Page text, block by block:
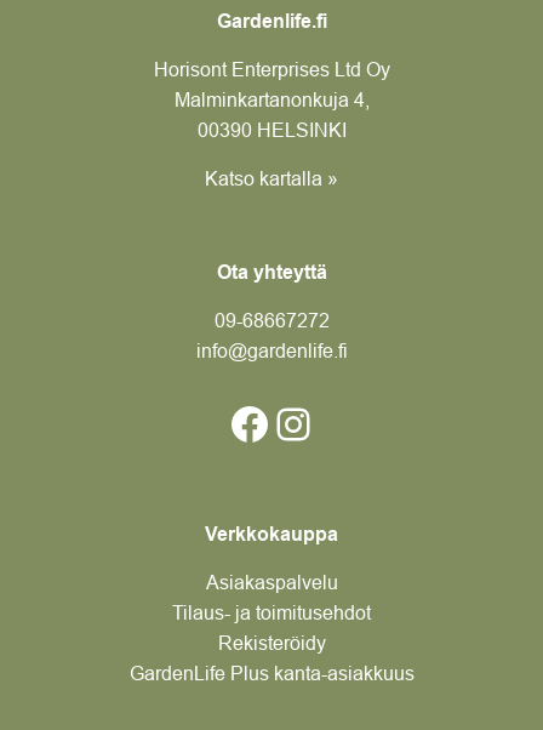
Gardenlife.fi
Horisont Enterprises Ltd Oy
Malminkartanonkuja 4,
00390 HELSINKI
Katso kartalla »
Ota yhteyttä
09-68667272
info@gardenlife.fi
Facebook
Instagram
Verkkokauppa
Asiakaspalvelu
Tilaus- ja toimitusehdot
Rekisteröidy
GardenLife Plus kanta-asiakkuus